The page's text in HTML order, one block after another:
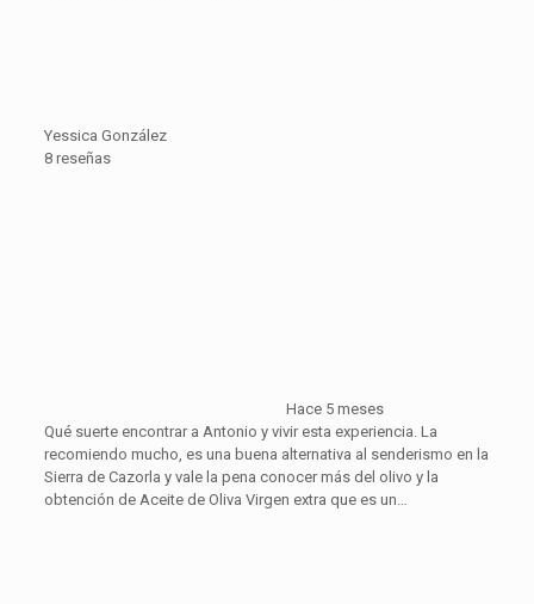
Yessica González
8 reseñas
Hace 5 meses
Qué suerte encontrar a Antonio y vivir esta experiencia. La
recomiendo mucho, es una buena alternativa al senderismo en la
Sierra de Cazorla y vale la pena conocer más del olivo y la
obtención de Aceite de Oliva Virgen extra que es un…